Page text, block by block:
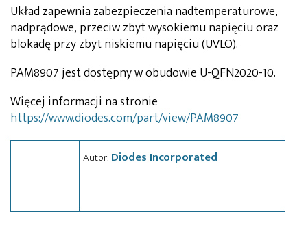
Układ zapewnia zabezpieczenia nadtemperaturowe,
nadprądowe, przeciw zbyt wysokiemu napięciu oraz
blokadę przy zbyt niskiemu napięciu (UVLO).
PAM8907 jest dostępny w obudowie U-QFN2020-10.
Więcej informacji na stronie
https://www.diodes.com/part/view/PAM8907
Autor: Diodes Incorporated